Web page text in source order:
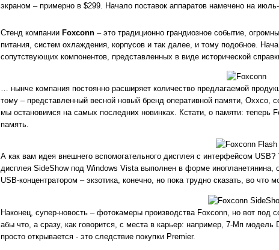
экраном – примерно в $299. Начало поставок аппаратов намечено на июль-
Стенд компании Foxconn– это традиционно грандиозное событие,
питания, систем охлаждения, корпусов и так далее, и тому подобное.
сопутствующих компонентов, представленных в виде исторической
… нынче компания постоянно расширяет количество предлагаемой
тому – представленный весной новый бренд оперативной памяти, Oxxco,
мы остановимся на самых последних новинках. Кстати, о памяти: теперь
память.
А как вам идея внешнего вспомогательного дисплея с интерфейсом USB?
дисплея SideShow под Windows Vista выполнен в форме
USB-концентратором – экзотика, конечно, но пока трудно сказать, во
Наконец, супер-новость – фотокамеры производства Foxconn, но вот под
абы что, а сразу, как говорится, с места в карьер: например, 7-Мп
просто открывается - это следствие покупки Premier.